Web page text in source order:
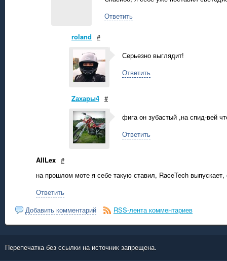
Ответить
roland #
Серьезно выглядит!
Ответить
Zахары4 #
фига он зубастый ,на спид-вей
Ответить
AllLex #
на прошлом моте я себе такую ставил, RaceTech
Ответить
Добавить комментарий
RSS-лента комментариев
Перепечатка без ссылки на источник запрещена.